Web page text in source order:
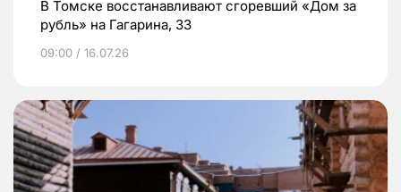
В Томске восстанавливают сгоревший «Дом за
рубль» на Гагарина, 33
09:00 / 16.07.26